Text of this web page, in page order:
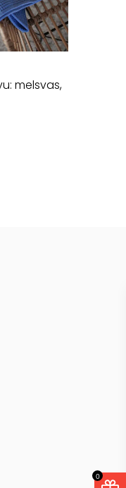
melsvas,
0